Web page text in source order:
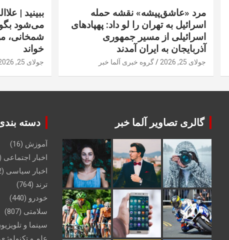
مرد «عاشق‌پیشه» نقشه حمله
اسرائیل به تهران را لو داد: پهپادهای
اسرائیلی از مسیر جمهوری
آذربایجان به ایران آمدند
جولای 25, 2026 گروه خبری آلما خبر
ببینید |
می‌شود
شمخانی،
خواند
جولای 25, 2026
گالری تصاویر آلما خبر دسته
آموزش (16)
اخبار اجتماعی
اخبار سیاسی (452)
ترند (764)
خودرو (440)
سلامتی (807)
سینما و